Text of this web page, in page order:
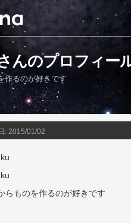
んのプロフィー
作るのが好きです
: 2015/01/02
らものを作るのが好きです